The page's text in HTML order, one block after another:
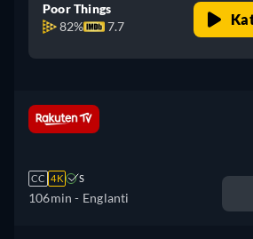
Poor Things
82%
7.7
CC 4K S
106min - Englanti